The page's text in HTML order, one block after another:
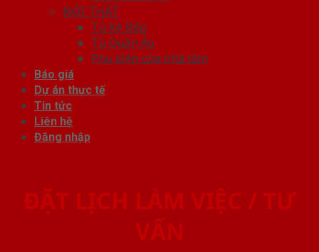
NỘI THẤT
Tủ Kệ Bếp
Tủ Quần Áo
Phụ kiện cửa nhà tắm
Báo giá
Dự án thực tế
Tin tức
Liên hệ
Đăng nhập
ĐẶT LỊCH LÀM VIỆC / TƯ
VẤN